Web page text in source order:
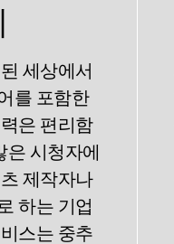
세상에서
를 포함한
은 편리함
은 시청자에
제작자나
하는 기업
스는 중추